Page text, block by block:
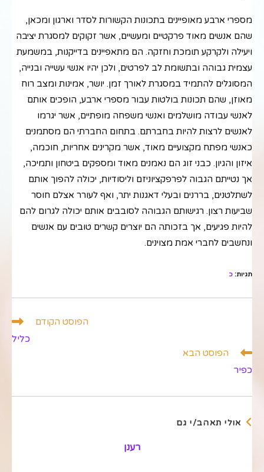
מספרי ארבע מאופיינים בתכונות הקשורות לסדר וארגון ומכאן,
שהם אנשים מאוד פרקטיים ומעשיים, אשר זקוקים למסגרת יציבה
ויעילה ולקרקע תומכת וחזקה. הם מתאפיינים בדייקנות, במשמעת
עצמית גבוהה ובתשומת לב לפרטים, ולכן יהיו אנשי עשייה ובנייה,
המסוגלים להתמיד במסגרת לאורך זמן. יושר, אמינות ומצב רוח
מאוזן, שהם תכונות בולטות עבור מספרי ארבע, הופכים אותם
לאנשי עבודה מושלמים ואנשי משפחה מופתיים, אשר יגרמו
לאנשים לרצות להיות בחברתם. בתחום החברתי הם מסתמנים
כאנשי מפתח מקצועיים מאוד, אשר מקרינים אחריות, חוכמה,
איזון והגיון. כבני זוג הם נאמנים מאוד ומספקים ביטחון ותמיכה,
אך נטייתם הגבוה לפרפקציוניזם וליסודיות, יכולה להפוך אותם
לשתלטנים, בררנים ובעלי דאגנות יתר, ואף לעורר אצלם חוסר
שביעות רצון. רגישותם הגבוהה לסובבים אותם יכולה לגרום להם
להיות פגיעים, אך בזכותה הם יוצרים קשרים טובים עם אנשים
ונחשבים לחברי אמת מצוינים.
תגיות: כ
הפוסט הקודם
כליל
הפוסט הבא
כפיר
אולי תאהב/י גם
רענן